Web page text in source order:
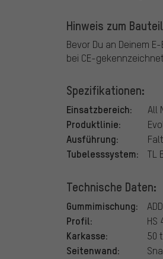
Hinweis zum
Bevor Du an Deinem
bei CE-
Spezifikationen:
Einsatzbereich: All
Produktlinie:
Ausführung:
Tubelesssystem: TL
Technische Daten:
Gummimischung:
Profil: HS
Karkasse: 50
Seitenwand: